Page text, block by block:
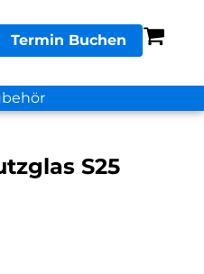
Termin Buchen
S25